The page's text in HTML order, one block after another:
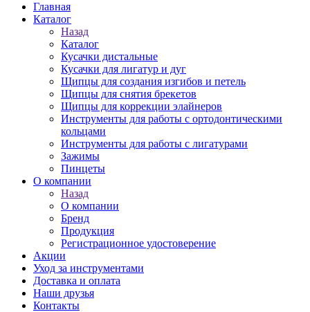
Главная
Каталог
Назад
Каталог
Кусачки дистальные
Кусачки для лигатур и дуг
Щипцы для создания изгибов и петель
Щипцы для снятия брекетов
Щипцы для коррекции элайнеров
Инструменты для работы с ортодонтическими
кольцами
Инструменты для работы с лигатурами
Зажимы
Пинцеты
О компании
Назад
О компании
Бренд
Продукция
Регистрационное удостоверение
Акции
Уход за инструментами
Доставка и оплата
Наши друзья
Контакты